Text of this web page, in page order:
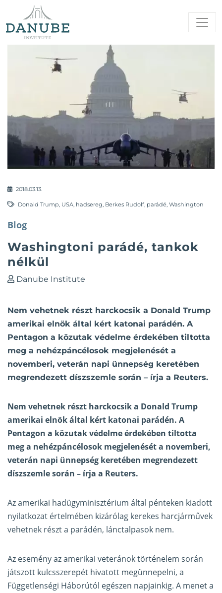
2018.03.13.
Donald Trump, USA, hadsereg, Berkes Rudolf, parádé, Washington
Blog
Washingtoni parádé, tankok
nélkül
Danube Institute
Nem vehetnek részt harckocsik a Donald Trump
amerikai elnök által kért katonai parádén. A
Pentagon a közutak védelme érdekében tiltotta
meg a nehézpáncélosok megjelenését a
novemberi, veterán napi ünnepség keretében
megrendezett díszszemle során – írja a Reuters.
Nem vehetnek részt harckocsik a Donald Trump
amerikai elnök által kért katonai parádén. A
Pentagon a közutak védelme érdekében tiltotta
meg a nehézpáncélosok megjelenését a novemberi,
veterán napi ünnepség keretében megrendezett
díszszemle során – írja a Reuters.
Az amerikai hadügyminisztérium által pénteken kiadott
nyilatkozat értelmében kizárólag kerekes harcjárművek
vehetnek részt a parádén, lánctalpasok nem.
Az esemény az amerikai veteránok történelem során
játszott kulcsszerepét hivatott megünnepelni, a
Függetlenségi Háborútól egészen napjainkig. A menet a